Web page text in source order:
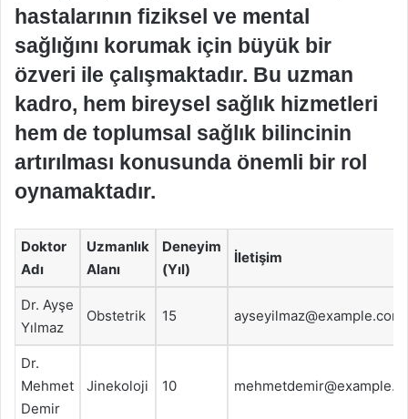
hastalarının fiziksel ve mental
sağlığını korumak için büyük bir
özveri ile çalışmaktadır. Bu uzman
kadro, hem bireysel sağlık hizmetleri
hem de toplumsal sağlık bilincinin
artırılması konusunda önemli bir rol
oynamaktadır.
Doktor
Adı
Uzmanlık
Alanı
Deneyim
(Yıl)
İletişim
Dr. Ayşe
Yılmaz
Obstetrik 15 ayseyilmaz@example.com
Dr.
Mehmet
Demir
Jinekoloji 10